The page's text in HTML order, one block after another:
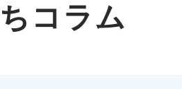
コラム